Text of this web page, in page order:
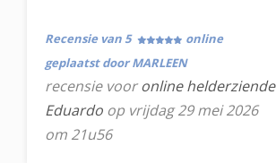
Recensie van 5
online
geplaatst door MARLEEN
recensie vooronline helderziende
Eduardo op vrijdag 29 mei 2026
om 21u56